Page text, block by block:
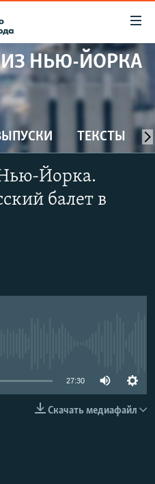
ИЗ НЬЮ-ЙОРКА
ТЕКСТЫ
Нью-Йорка.
балет в
27:30
Скачать медиафайл